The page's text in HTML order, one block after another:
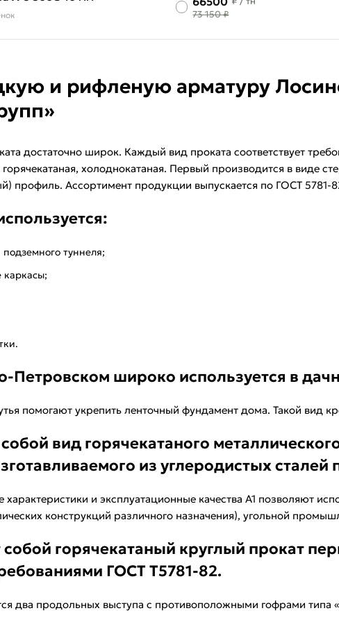
73 150 ₽
и рифленую арматуру
достаточно широк. Каждый вид проката соответствует
холоднокатаная. Первый производится в виде
профиль. Ассортимент продукции выпускается по ГОСТ
туннеля;
каркасы;
Петровском широко используется в
помогают укрепить ленточный фундамент дома. Такой вид
вид горячекатаного
из углеродистых сталей
характеристики и эксплуатационные качества А1 позволяют
конструкций различного назначения), угольной
собой горячекатаный круглый прокат
ГОСТ Т5781-82.
два продольных выступа с противоположными гофрами